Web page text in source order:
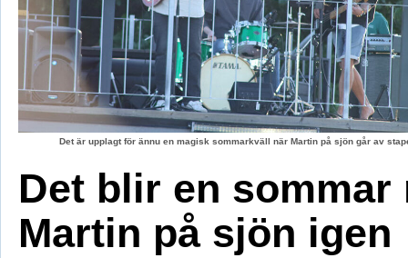
Det är upplagt för ännu en magisk sommarkväll när Martin på sjön går av
Det blir en sommar
Martin på sjön igen